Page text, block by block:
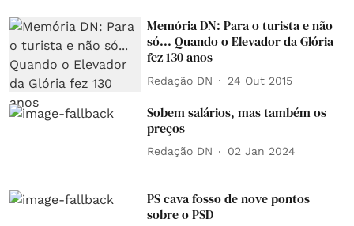
Memória DN: Para o turista e não
só... Quando o Elevador da Glória
fez 130 anos
Redação DN 24 Out 2015
Sobem salários, mas também os
preços
Redação DN 02 Jan 2024
PS cava fosso de nove pontos
sobre o PSD